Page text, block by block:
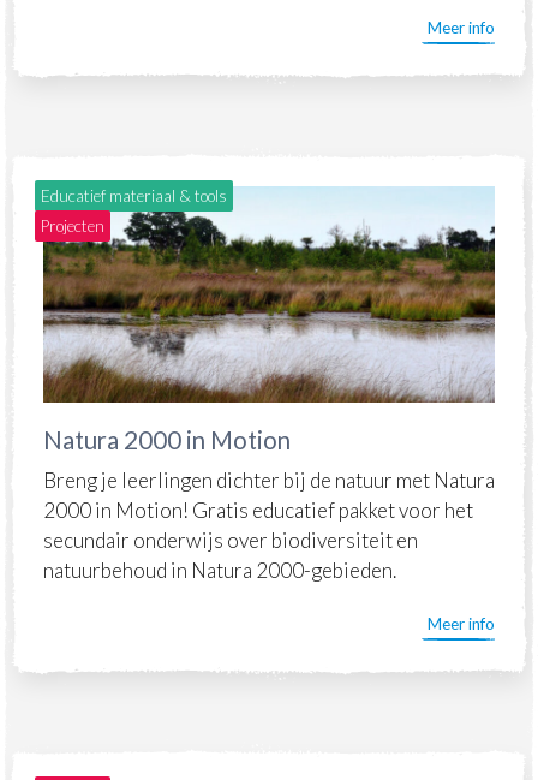
Meer info
Educatief materiaal & tools
Projecten
Natura 2000 in Motion
Breng je leerlingen dichter bij de natuur met Natura
2000 in Motion! Gratis educatief pakket voor het
secundair onderwijs over biodiversiteit en
natuurbehoud in Natura 2000-gebieden.
Meer info